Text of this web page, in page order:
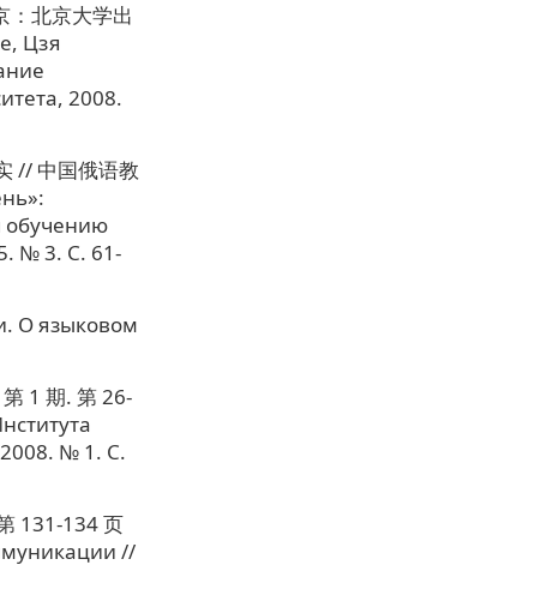
：北京大学出
Цзя
2008.
// 中国俄语教
обучению
№ 3. C. 61-
О языковом
1 期. 第 26-
№ 1. C.
131-134 页
//